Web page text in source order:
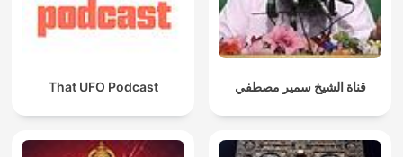
That UFO Podcast قناة الشيخ سمير مصطفي